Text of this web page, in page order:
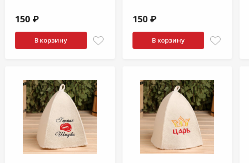
150 ₽
В корзину
150 ₽
В корзину